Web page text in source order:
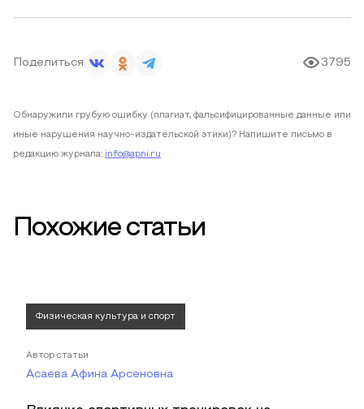
Поделиться 3795
Обнаружили грубую ошибку (плагиат, фальсифицированные данные или
иные нарушения научно-издательской этики)? Напишите письмо в
редакцию журнала: info@apni.ru
Похожие статьи
Физическая культура и спорт
Автор статьи
Асаева Афина Арсеновна